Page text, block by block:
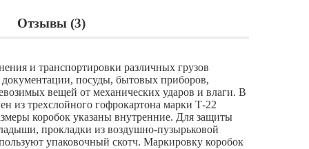
Отзывы (3)
и транспортировки различных грузов
посуды, бытовых приборов,
вещей от механических ударов и влаги. В
из трехслойного гофрокартона марки Т-22
коробок указаны внутренние. Для защиты
прокладки из воздушно-пузырьковой
упаковочный скотч. Маркировку коробок